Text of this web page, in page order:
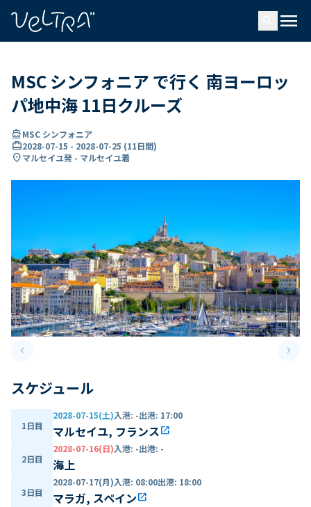
menu
MSC シンフォニア で行く 南ヨーロッ
パ地中海 11日クルーズ
directions_boatMSC シンフォニア
card_travel2028-07-15 - 2028-07-25 (11日間)
location_onマルセイユ発 - マルセイユ着
keyboard_arrow_leftPrevious slide keyboard_arrow_right
スケジュール
1日目
2028-07-15(土)入港: -出港: 17:00
マルセイユ, フランスopen_in_new
2日目
2028-07-16(日)入港: -出港: -
海上
3日目
2028-07-17(月)入港: 08:00出港: 18:00
マラガ, スペインopen_in_new